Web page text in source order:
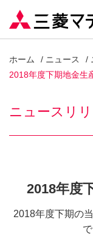
ホーム ニュース
2018年度下期地金生
ニュースリ
2018年度
2018年度下期の